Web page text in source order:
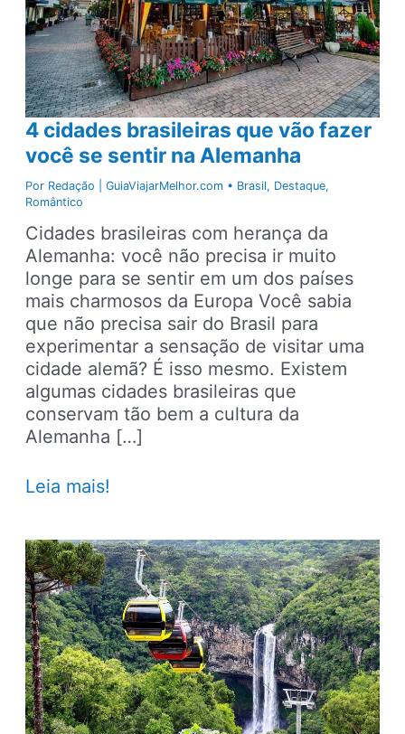
4 cidades brasileiras que vão fazer
você se sentir na Alemanha
Por Redação | GuiaViajarMelhor.com • Brasil, Destaque,
Romântico
Cidades brasileiras com herança da
Alemanha: você não precisa ir muito
longe para se sentir em um dos países
mais charmosos da Europa Você sabia
que não precisa sair do Brasil para
experimentar a sensação de visitar uma
cidade alemã? É isso mesmo. Existem
algumas cidades brasileiras que
conservam tão bem a cultura da
Alemanha […]
4
que
vão
fazer
você
se
sentir
na
Alemanha
Leia mais!